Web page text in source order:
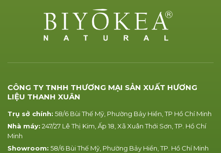
CÔNG TY TNHH THƯƠNG MẠI SẢN XUẤT HƯƠNG
LIỆU THANH XUÂN
Trụ sở chính: 58/6 Bùi Thế Mỹ, Phường Bảy Hiền, TP Hồ Chí Minh
Nhà máy: 247/27 Lê Thị Kim, Ấp 18, Xã Xuân Thới Sơn, TP. Hồ Chí
Minh
Showroom: 58/6 Bùi Thế Mỹ, Phường Bảy Hiền, TP. Hồ Chí Minh